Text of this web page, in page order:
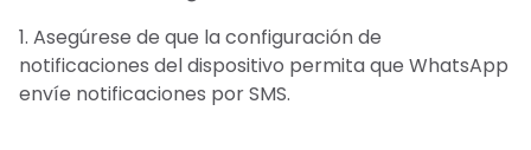
1. Asegúrese de que la configuración de
notificaciones del dispositivo permita que WhatsApp
envíe notificaciones por SMS.